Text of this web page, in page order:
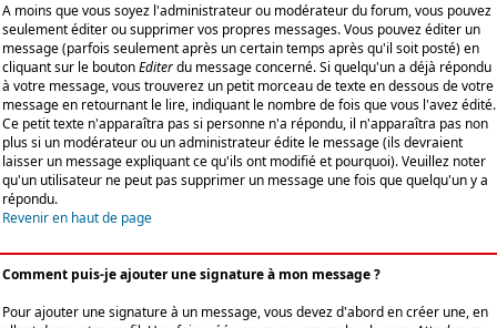
A moins que vous soyez l'administrateur ou modérateur du forum, vous pouvez
seulement éditer ou supprimer vos propres messages. Vous pouvez éditer un
message (parfois seulement après un certain temps après qu'il soit posté) en
cliquant sur le boutonEditerdu message concerné. Si quelqu'un a déjà répondu
à votre message, vous trouverez un petit morceau de texte en dessous de votre
message en retournant le lire, indiquant le nombre de fois que vous l'avez édité.
Ce petit texte n'apparaîtra pas si personne n'a répondu, il n'apparaîtra pas non
plus si un modérateur ou un administrateur édite le message (ils devraient
laisser un message expliquant ce qu'ils ont modifié et pourquoi). Veuillez noter
qu'un utilisateur ne peut pas supprimer un message une fois que quelqu'un y a
répondu.
Revenir en haut de page
Comment puis-je ajouter une signature à mon message ?
Pour ajouter une signature à un message, vous devez d'abord en créer une, en